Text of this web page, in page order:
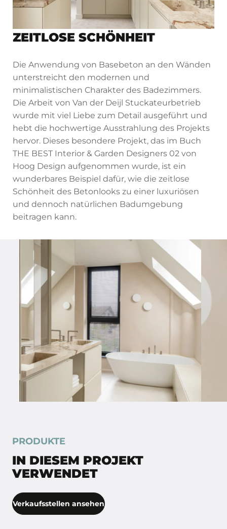
ZEITLOSE SCHÖNHEIT
Die Anwendung von Basebeton an den Wänden
unterstreicht den modernen und
minimalistischen Charakter des Badezimmers.
Die Arbeit von Van der Deijl Stuckateurbetrieb
wurde mit viel Liebe zum Detail ausgeführt und
hebt die hochwertige Ausstrahlung des Projekts
hervor. Dieses besondere Projekt, das im Buch
THE BEST Interior & Garden Designers 02 von
Hoog Design aufgenommen wurde, ist ein
wunderbares Beispiel dafür, wie die zeitlose
Schönheit des Betonlooks zu einer luxuriösen
und dennoch natürlichen Badumgebung
beitragen kann.
PRODUKTE
IN DIESEM PROJEKT
VERWENDET
Verkaufsstellen ansehen